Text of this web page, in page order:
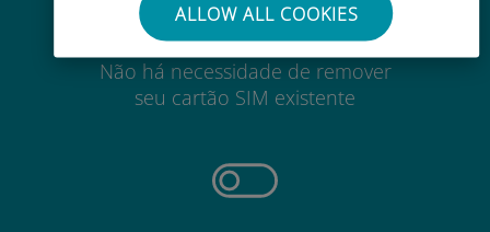
ALLOW ALL COOKIES
Sem esforço
Não há necessidade de remover
seu cartão SIM existente